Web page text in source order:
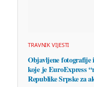
TRAVNIK VIJESTI
Objavljene
koje je EuroExpress
Republike Srpske za